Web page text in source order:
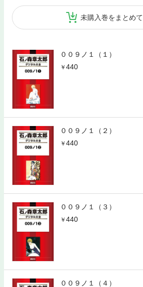
未購入巻をまとめ
００９ノ１（１）
440
００９ノ１（２）
440
００９ノ１（３）
440
００９ノ１（４）